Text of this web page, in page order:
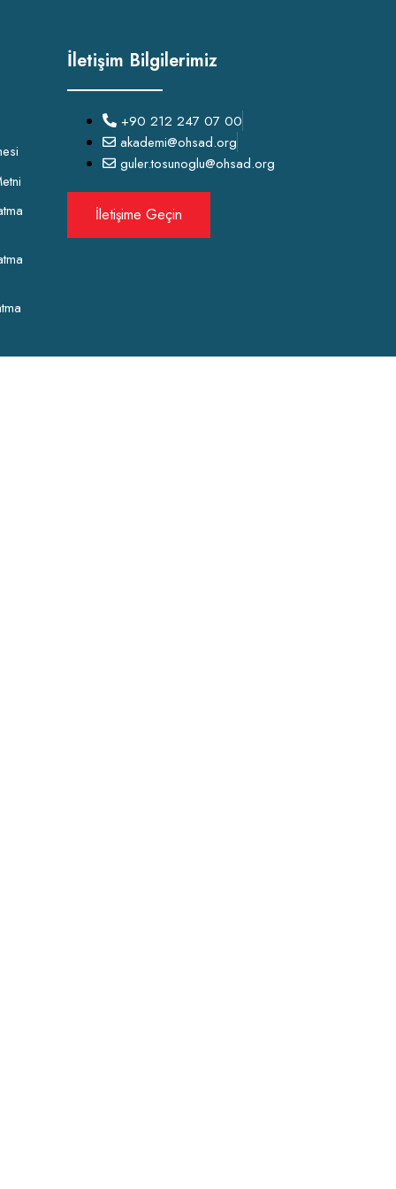
İletişim Bilgilerimiz
+90 212 247 07 00
akademi@ohsad.org
guler.tosunoglu@ohsad.org
İletişime Geçin